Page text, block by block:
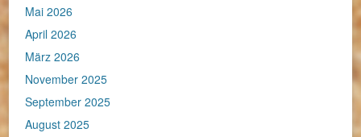
Mai 2026
April 2026
März 2026
November 2025
September 2025
August 2025